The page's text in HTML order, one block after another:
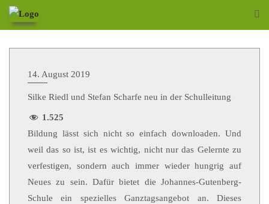
14. August 2019
Silke Riedl und Stefan Scharfe neu in der Schulleitung
1.525
Bildung lässt sich nicht so einfach downloaden. Und
weil das so ist, ist es wichtig, nicht nur das Gelernte zu
verfestigen, sondern auch immer wieder hungrig auf
Neues zu sein. Dafür bietet die Johannes-Gutenberg-
Schule ein spezielles Ganztagsangebot an. Dieses